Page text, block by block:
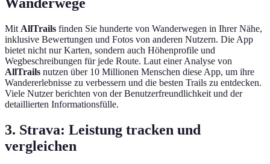
Mit AllTrails finden Sie hunderte von Wanderwegen in Ihrer Nähe,
inklusive Bewertungen und Fotos von anderen Nutzern. Die App
bietet nicht nur Karten, sondern auch Höhenprofile und
Wegbeschreibungen für jede Route. Laut einer Analyse von
AllTrails nutzen über 10 Millionen Menschen diese App, um ihre
Wandererlebnisse zu verbessern und die besten Trails zu entdecken.
Viele Nutzer berichten von der Benutzerfreundlichkeit und der
detaillierten Informationsfülle.
3. Strava: Leistung tracken und
vergleichen